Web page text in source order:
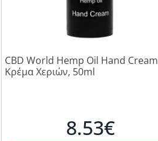
CBD World Hemp Oil Hand Cream
Κρέμα Χεριών, 50ml
8.53€